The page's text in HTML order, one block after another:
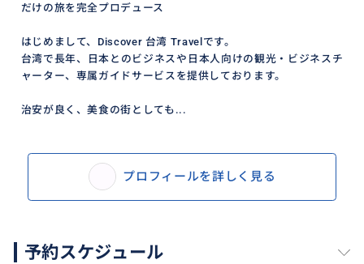
だけの旅を完全プロデュース
はじめまして、Discover 台湾 Travelです。
台湾で長年、日本とのビジネスや日本人向けの観光・ビジネスチ
ャーター、専属ガイドサービスを提供しております。
治安が良く、美食の街としても...
プロフィールを詳しく見る
予約スケジュール